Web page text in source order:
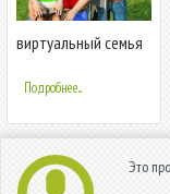
виртуальный семья
реальный жизнь
игры
Подробнее...
Это